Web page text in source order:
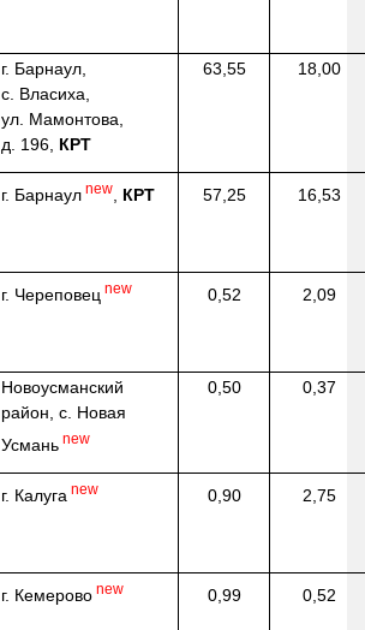
г. Барнаул,
с. Власиха,
ул. Мамонтова,
д. 196, КРТ
63,55 18,00
г. Барнаул new КРТ 57,25 16,53
г. Череповец new 0,52 2,09
Новоусманский
район, с. Новая
Усмань new
0,50 0,37
г. Калуга new 0,90 2,75
г. Кемерово new 0,99 0,52